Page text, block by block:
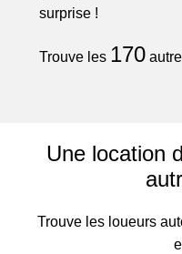
surprise !
Trouve les 170
Une location
Trouve les loueurs